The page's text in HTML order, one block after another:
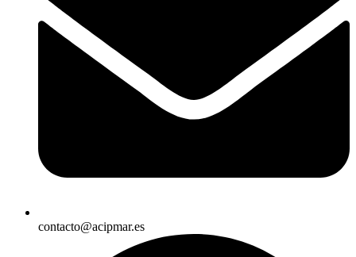
contacto@acipmar.es